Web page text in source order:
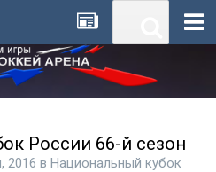
России 66-й сезон
2016 в Национальный кубок